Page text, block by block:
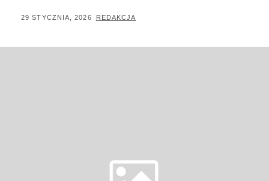
A
POSTED
29 STYCZNIA, 2026 BY
REDAKCJA